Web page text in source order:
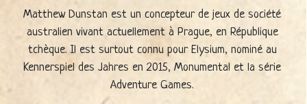
Matthew Dunstan est un concepteur de jeux de société
australien vivant actuellement à Prague, en République
tchèque. Il est surtout connu pour Elysium, nominé au
Kennerspiel des Jahres en 2015, Monumental et la série
Adventure Games.